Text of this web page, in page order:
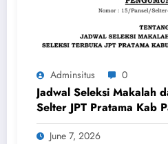
Adminsitus 0
Jadwal Seleksi Makalah
Selter JPT Pratama Kab
2026
June 7, 2026